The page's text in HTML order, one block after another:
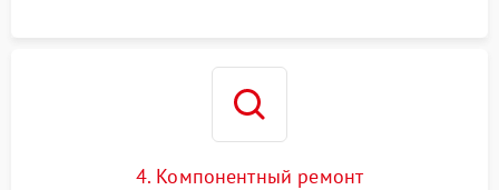
4. Компонентный ремонт